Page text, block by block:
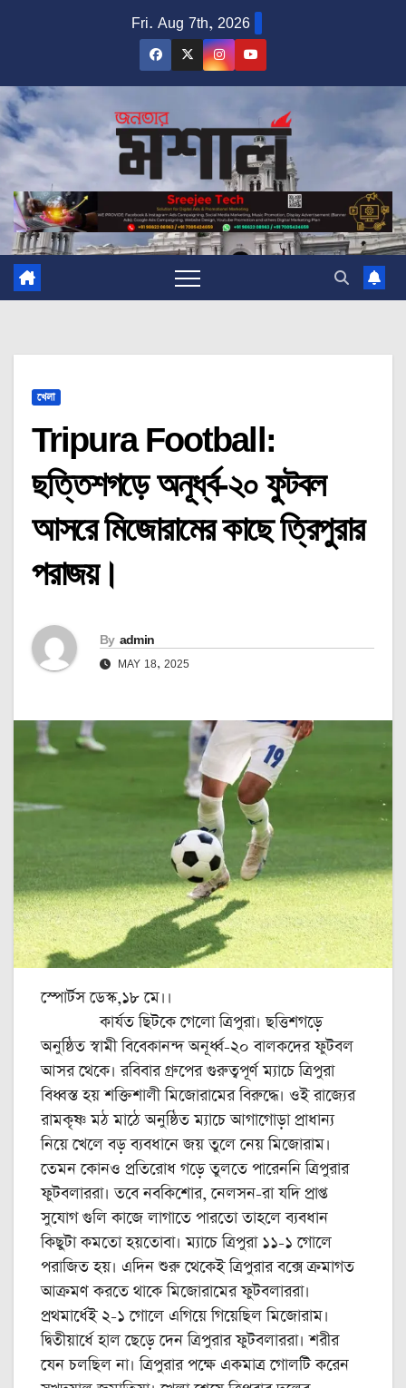
Fri. Aug 7th, 2026
খেলা
Tripura Football:
ছত্তিশগড়ে অনূর্ধ্ব-‌২০ ফুটবল
আসরে মিজোরামের কাছে ত্রিপুরার
পরাজয়।
By admin
MAY 18, 2025
স্পোর্টস ডেস্ক,১৮ মে।।
কার্যত ছিটকে গেলো ত্রিপুরা। ছত্তিশগড়ে
অনুষ্ঠিত স্বামী বিবেকানন্দ অনূর্ধ্ব-‌২০ বালকদের ফুটবল
আসর থেকে। রবিবার গ্রুপের গুরুত্বপূর্ণ ম্যাচে ত্রিপুরা
বিধ্বস্ত হয় শক্তিশালী মিজোরামের বিরুদ্ধে। ওই রাজ্যের
রামকৃষ্ণ মঠ মাঠে অনুষ্ঠিত ম্যাচে আগাগোড়া প্রাধান্য
নিয়ে খেলে বড় ব্যবধানে জয় তুলে নেয় মিজোরাম।
তেমন কোনও প্রতিরোধ গড়ে তুলতে পারেননি ত্রিপুরার
ফুটবলাররা। তবে নবকিশোর, নেলসন-‌রা যদি প্রাপ্ত
সুযোগ গুলি কাজে লাগাতে পারতো তাহলে ব্যবধান
কিছুটা কমতো হয়তোবা। ম্যাচে ত্রিপুরা ১১-১ গোলে
পরাজিত হয়। এদিন শুরু থেকেই ত্রিপুরার বক্সে ক্রমাগত
আক্রমণ করতে থাকে মিজোরামের ফুটবলাররা।
প্রথমার্ধেই ২-১ গোলে এগিয়ে গিয়েছিল মিজোরাম।
দ্বিতীয়ার্ধে হাল ছেড়ে দেন ত্রিপুরার ফুটবলাররা। শরীর
যেন চলছিল না। ত্রিপুরার পক্ষে একমাত্র গোলটি করেন